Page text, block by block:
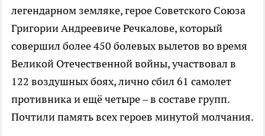
легендарном земляке, герое Советского Союза
Григории Андреевиче Речкалове, который
совершил более 450 болевых вылетов во время
Великой Отечественной войны, участвовал в
122 воздушных боях, лично сбил 61 самолет
противника и ещё четыре – в составе групп.
Почтили память всех героев минутой молчания.